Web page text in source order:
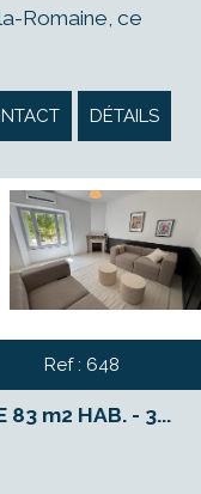
Romaine, ce
DÉTAILS
Ref : 648
83 m2 HAB. - 3...